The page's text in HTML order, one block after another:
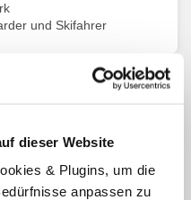
dieser Website
& Plugins, um die
anpassen zu
und Skifahrer